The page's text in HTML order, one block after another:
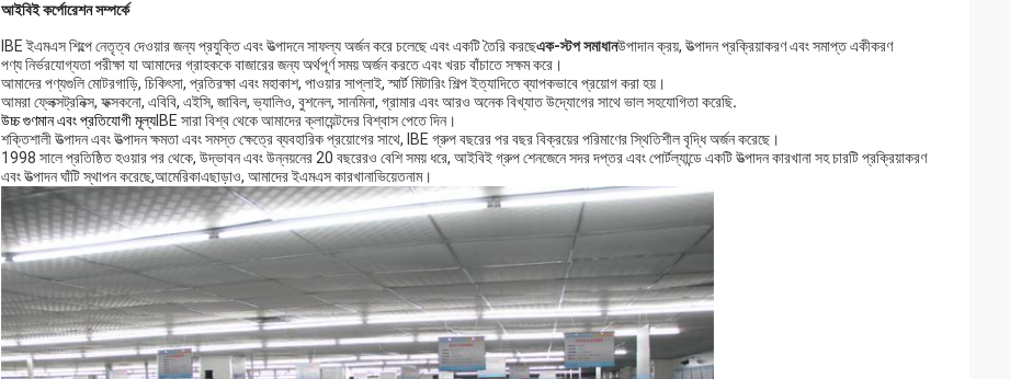
আইবিই কর্পোরেশন সম্পর্কে
IBE ইএমএস শিল্পে নেতৃত্ব দেওয়ার জন্য প্রযুক্তি এবং উত্পাদনে সাফল্য অর্জন করে চলেছে এবং একটি তৈরি করছেএক-স্টপ সমাধানউপাদান ক্রয়, উত্পাদন প্রক্রিয়াকরণ এবং সমাপ্ত একীকরণ
পণ্য নির্ভরযোগ্যতা পরীক্ষা যা আমাদের গ্রাহককে বাজারের জন্য অর্থপূর্ণ সময় অর্জন করতে এবং খরচ বাঁচাতে সক্ষম করে।
আমাদের পণ্যগুলি মোটরগাড়ি, চিকিৎসা, প্রতিরক্ষা এবং মহাকাশ, পাওয়ার সাপ্লাই, স্মার্ট মিটারিং শিল্প ইত্যাদিতে ব্যাপকভাবে প্রয়োগ করা হয়।
আমরা ফ্লেক্সট্রনিক্স, ফক্সকনো, এবিবি, এইসি, জাবিল, ভ্যালিও, বুশনেল, সানমিনা, গ্রামার এবং আরও অনেক বিখ্যাত উদ্যোগের সাথে ভাল সহযোগিতা করেছি.
উচ্চ গুণমান এবং প্রতিযোগী মূল্য IBE সারা বিশ্ব থেকে আমাদের ক্লায়েন্টদের বিশ্বাস পেতে দিন।
শক্তিশালী উত্পাদন এবং উত্পাদন ক্ষমতা এবং সমস্ত ক্ষেত্রে ব্যবহারিক প্রয়োগের সাথে, IBE গ্রুপ বছরের পর বছর বিক্রয়ের পরিমাণের স্থিতিশীল বৃদ্ধি অর্জন করেছে।
1998 সালে প্রতিষ্ঠিত হওয়ার পর থেকে, উদ্ভাবন এবং উন্নয়নের 20 বছরেরও বেশি সময় ধরে, আইবিই গ্রুপ শেনজেনে সদর দপ্তর এবং পোর্টল্যান্ডে একটি উত্পাদন কারখানা সহ চারটি প্রক্রিয়াকরণ
এবং উত্পাদন ঘাঁটি স্থাপন করেছে,আমেরিকাএছাড়াও, আমাদের ইএমএস কারখানাভিয়েতনাম।